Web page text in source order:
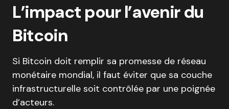
L’impact pour l’avenir du
Bitcoin
Si Bitcoin doit remplir sa promesse de réseau
monétaire mondial, il faut éviter que sa couche
infrastructurelle soit contrôlée par une poignée
d’acteurs.